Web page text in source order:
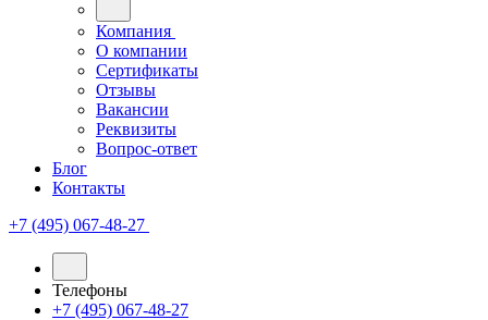
Компания
О компании
Сертификаты
Отзывы
Вакансии
Реквизиты
Вопрос-ответ
Блог
Контакты
+7 (495) 067-48-27
Телефоны
+7 (495) 067-48-27